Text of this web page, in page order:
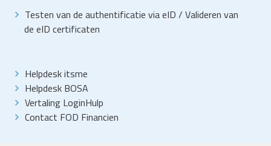
Testen van de authentificatie via eID / Valideren van
de eID certificaten
Helpdesk itsme
Helpdesk BOSA
Vertaling LoginHulp
Contact FOD Financien